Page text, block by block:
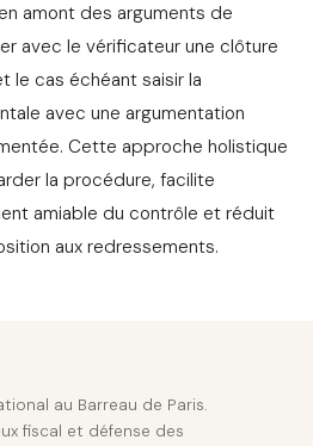
amont des arguments de
avec le vérificateur une clôture
le cas échéant saisir la
avec une argumentation
Cette approche holistique
la procédure, facilite
amiable du contrôle et réduit
aux redressements.
au Barreau de Paris.
fiscal et défense des